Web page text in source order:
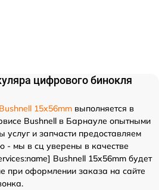
цифрового бинокля
15x56mm выполняется в
Bushnell в Барнауле опытными
услуг и запчасти предоставляем
- мы в сц уверены в качестве
Bushnell 15x56mm будет
при оформлении заказа на сайте